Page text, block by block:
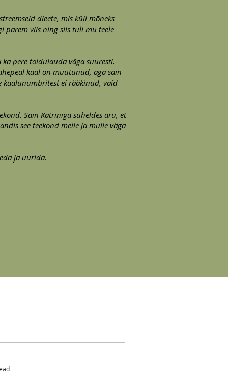
dieete, mis küll mõneks
parem viis ning siis tuli mu teele
pere toidulauda väga suuresti.
kaal on muutunud, aga sain
kaalunumbritest ei rääkinud, vaid
Sain Katriniga suheldes aru, et
see teekond meile ja mulle väga
ja uurida.